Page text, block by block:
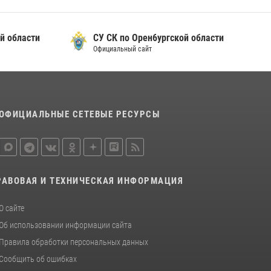
Росгвардейцы задержали нетрезвого
задержали женщину по подозрению в
11 июля 2026, 12:22
СУ СК по Орен6ургской области
Официальный сайт
СЕТЕВЫЕ РЕСУРСЫ
И ТЕХНИЧЕСКАЯ ИНФОРМАЦИЯ
О сайте
Об использовании информации сайта
Правила обработки персональных данных
Сообщить об ошибках